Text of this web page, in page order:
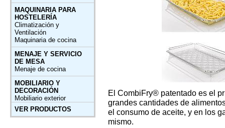
MAQUINARIA PARA
HOSTELERÍA
Climatización y
Ventilación
Maquinaria de cocina
MENAJE Y SERVICIO
DE MESA
Menaje de cocina
MOBILIARIO Y
DECORACIÓN
Mobiliario exterior
VER PRODUCTOS
El CombiFry® patentado es el
grandes cantidades de
el consumo de aceite, y en los
mismo.